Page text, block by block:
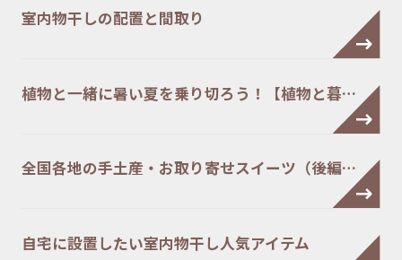
室内物干しの配置と間取り
植物と一緒に暑い夏を乗り切ろう！【植物と暮…
全国各地の手土産・お取り寄せスイーツ（後編…
自宅に設置したい室内物干し人気アイテム